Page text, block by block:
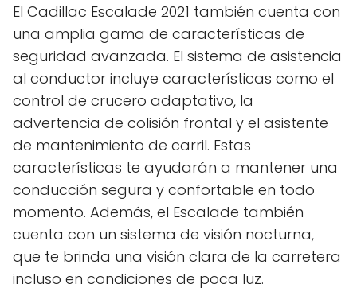
El Cadillac Escalade 2021 también cuenta con
una amplia gama de características de
seguridad avanzada. El sistema de asistencia
al conductor incluye características como el
control de crucero adaptativo, la
advertencia de colisión frontal y el asistente
de mantenimiento de carril. Estas
características te ayudarán a mantener una
conducción segura y confortable en todo
momento. Además, el Escalade también
cuenta con un sistema de visión nocturna,
que te brinda una visión clara de la carretera
incluso en condiciones de poca luz.